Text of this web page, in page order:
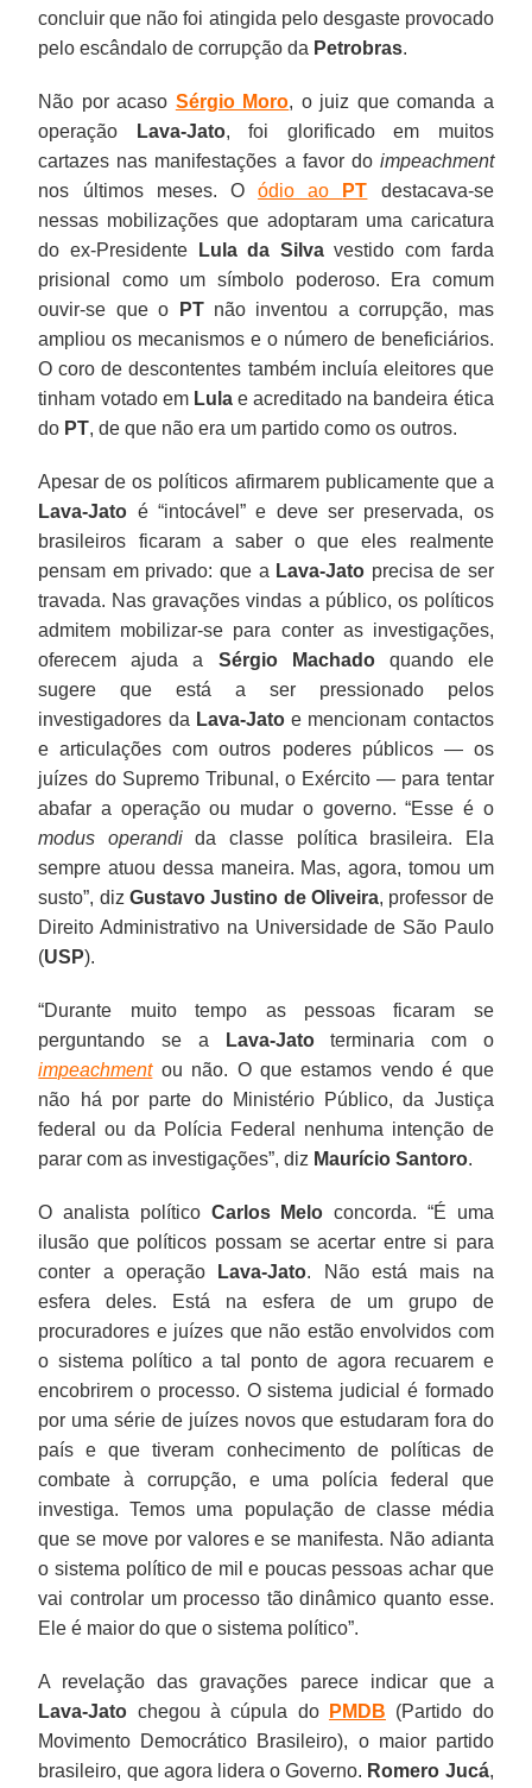
concluir que não foi atingida pelo desgaste provocado
pelo escândalo de corrupção da Petrobras.
Não por acaso Sérgio Moro, o juiz que comanda a
operação
Lava-Jato, foi glorificado em muitos
cartazes nas manifestações a favor do impeachment
nos últimos meses. Oódio ao PT destacava-se
nessas mobilizações que adoptaram uma caricatura
do ex-Presidente
Lula da Silvavestido com farda
prisional como um símbolo poderoso. Era comum
ouvir-se que o
PTnão inventou a corrupção, mas
ampliou os mecanismos e o número de beneficiários.
O coro de descontentes também incluía eleitores que
tinham votado em Lulae acreditado na bandeira ética
do PT, de que não era um partido como os outros.
Apesar de os políticos afirmarem publicamente que a
Lava-Jato é “intocável” e deve ser preservada, os
brasileiros ficaram a saber o que eles realmente
pensam em privado: que a Lava-Jato precisa de ser
travada. Nas gravações vindas a público, os políticos
admitem mobilizar-se para conter as investigações,
oferecem ajuda a Sérgio Machadoquando ele
sugere que está a ser pressionado pelos
investigadores da Lava-Jatoe mencionam contactos
e articulações com outros poderes públicos — os
juízes do Supremo Tribunal, o Exército — para tentar
abafar a operação ou mudar o governo. “Esse é o
modus operandida classe política brasileira. Ela
sempre atuou dessa maneira. Mas, agora, tomou um
susto”, dizGustavo Justino de Oliveira, professor de
Direito Administrativo na Universidade de São Paulo
(USP).
“Durante muito tempo as pessoas ficaram se
perguntando se a
Lava-Jatoterminaria com o
impeachmentou não. O que estamos vendo é que
não há por parte do Ministério Público, da Justiça
federal ou da Polícia Federal nenhuma intenção de
parar com as investigações”, diz Maurício Santoro.
O analista político Carlos Melo concorda. “É uma
ilusão que políticos possam se acertar entre si para
conter a operação
Lava-Jato. Não está mais na
esfera deles. Está na esfera de um grupo de
procuradores e juízes que não estão envolvidos com
o sistema político a tal ponto de agora recuarem e
encobrirem o processo. O sistema judicial é formado
por uma série de juízes novos que estudaram fora do
país e que tiveram conhecimento de políticas de
combate à corrupção, e uma polícia federal que
investiga. Temos uma população de classe média
que se move por valores e se manifesta. Não adianta
o sistema político de mil e poucas pessoas achar que
vai controlar um processo tão dinâmico quanto esse.
Ele é maior do que o sistema político”.
A revelação das gravações parece indicar que a
Lava-Jato chegou à cúpula do PMDB (Partido do
Movimento Democrático Brasileiro), o maior partido
brasileiro, que agora lidera o Governo. Romero Jucá,